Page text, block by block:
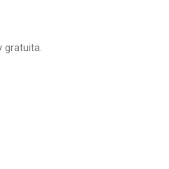
gratuita.